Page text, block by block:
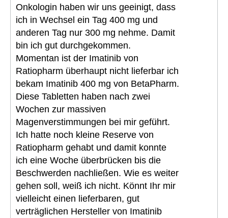
Onkologin haben wir uns geeinigt, dass
ich in Wechsel ein Tag 400 mg und
anderen Tag nur 300 mg nehme. Damit
bin ich gut durchgekommen.
Momentan ist der Imatinib von
Ratiopharm überhaupt nicht lieferbar ich
bekam Imatinib 400 mg von BetaPharm.
Diese Tabletten haben nach zwei
Wochen zur massiven
Magenverstimmungen bei mir geführt.
Ich hatte noch kleine Reserve von
Ratiopharm gehabt und damit konnte
ich eine Woche überbrücken bis die
Beschwerden nachließen. Wie es weiter
gehen soll, weiß ich nicht. Könnt Ihr mir
vielleicht einen lieferbaren, gut
verträglichen Hersteller von Imatinib